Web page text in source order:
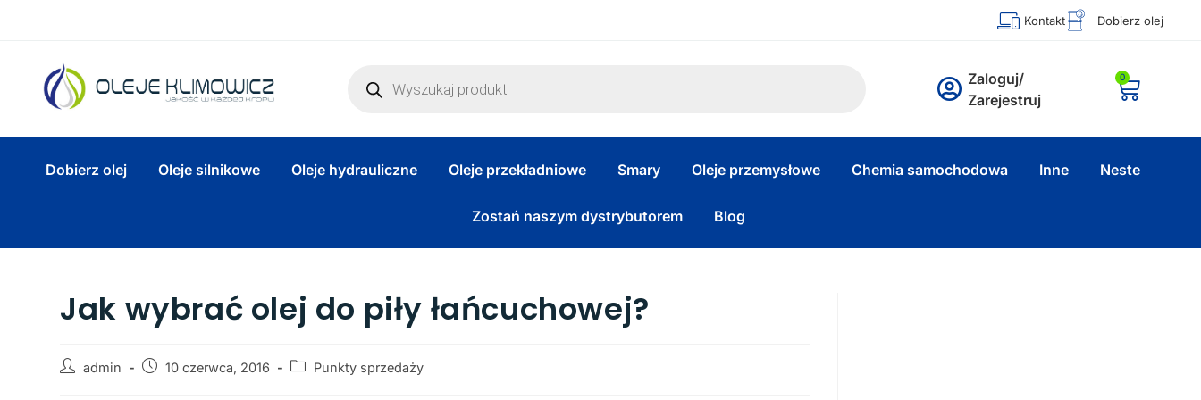
Kontakt Dobierz olej
Zaloguj/
Zarejestruj
0
Dobierz olej Oleje silnikowe Oleje hydrauliczne Oleje przekładniowe Smary Oleje przemysłowe Chemia samochodowa Inne Neste
Zostań naszym dystrybutorem Blog
Jak wybrać olej do piły łańcuchowej?
admin 10 czerwca, 2016 Punkty sprzedaży